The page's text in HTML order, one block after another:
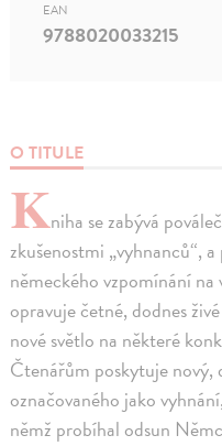
O TITULE
Kniha se zabývá
zkušenostmi „vyhnanců“,
německého vzpomínání
opravuje četné, dodnes
nové světlo na některé
Čtenářům poskytuje nový,
označovaného jako
němž probíhal odsun
EAN
9788020033215